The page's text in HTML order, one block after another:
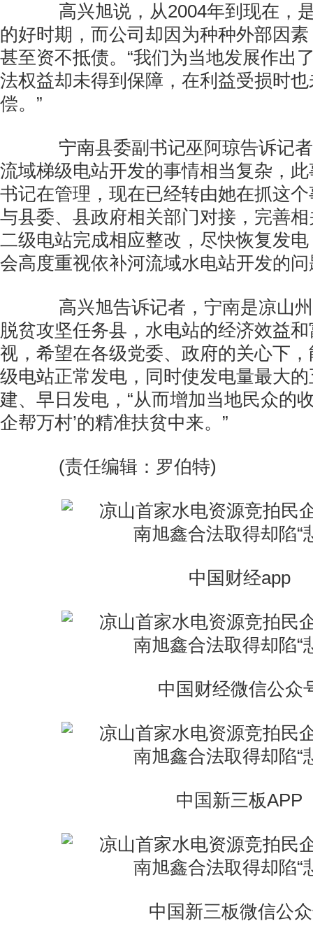
高兴旭说，从2004年到现在，
的好时期，而公司却因为种种外部因
甚至资不抵债。“我们为当地发展作出
法权益却未得到保障，在利益受损时
偿。”
宁南县委副书记巫阿琼告诉记者
流域梯级电站开发的事情相当复杂，
书记在管理，现在已经转由她在抓这
与县委、县政府相关部门对接，完善
二级电站完成相应整改，尽快恢复发
会高度重视依补河流域水电站开发的
高兴旭告诉记者，宁南是凉山州
脱贫攻坚任务县，水电站的经济效益
视，希望在各级党委、政府的关心下
级电站正常发电，同时使发电量最大
建、早日发电，“从而增加当地民众的
企帮万村’的精准扶贫中来。”
(责任编辑：罗伯特)
中国财经app
中国财经微信公众
中国新三板APP
中国新三板微信公